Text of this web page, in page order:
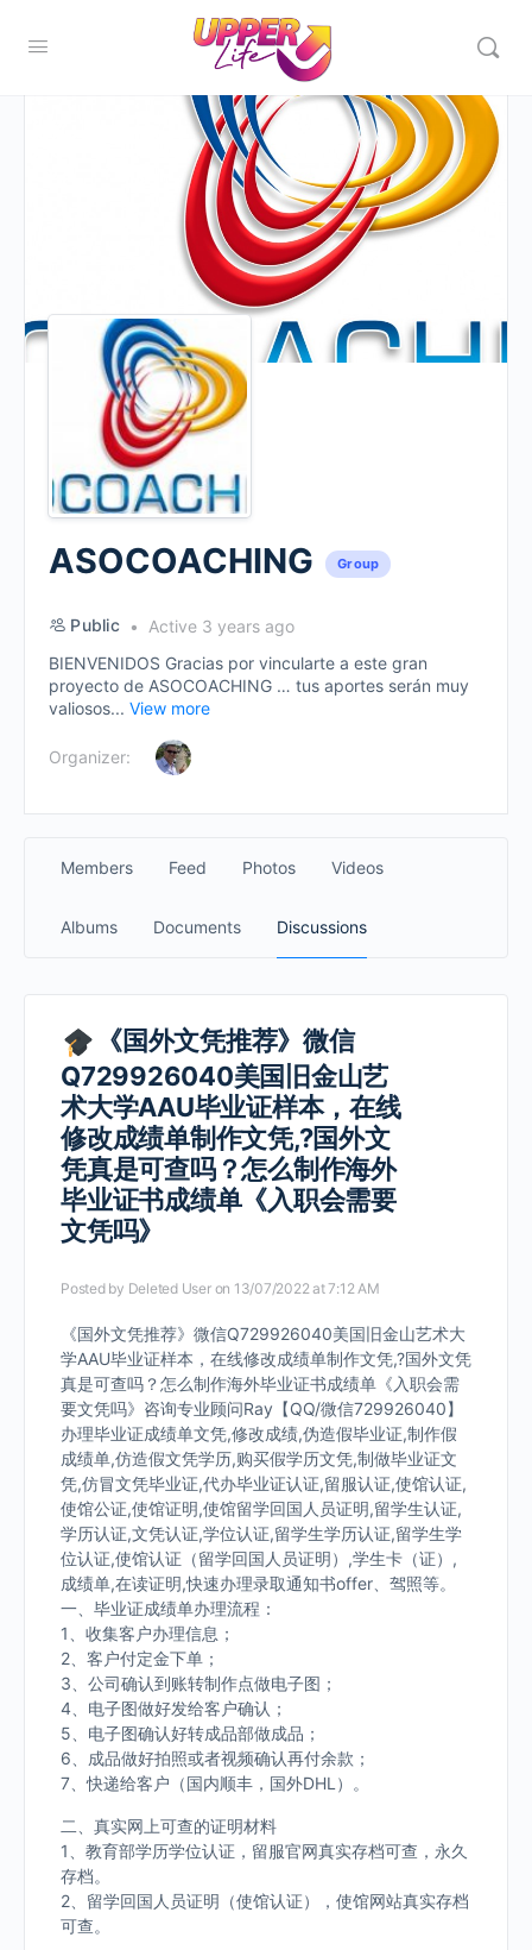
ASOCOACHING Group
Public
Active 3 years ago
BIENVENIDOS Gracias por vincularte a este gran
proyecto de ASOCOACHING … tus aportes serán muy
valiosos... View more
Organizer:
Members Feed Photos Videos
Albums Documents Discussions
《国外文凭推荐》微信
Q729926040美国旧金山艺
术大学AAU毕业证样本，在线
修改成绩单制作文凭,?国外文
凭真是可查吗？怎么制作海外
毕业证书成绩单《入职会需要
文凭吗》
Posted by Deleted User on 13/07/2022 at 7:12 AM
《国外文凭推荐》微信Q729926040美国旧金山艺术大
学AAU毕业证样本，在线修改成绩单制作文凭,?国外文凭
真是可查吗？怎么制作海外毕业证书成绩单《入职会需
要文凭吗》咨询专业顾问Ray【QQ/微信729926040】
办理毕业证成绩单文凭,修改成绩,伪造假毕业证,制作假
成绩单,仿造假文凭学历,购买假学历文凭,制做毕业证文
凭,仿冒文凭毕业证,代办毕业证认证,留服认证,使馆认证,
使馆公证,使馆证明,使馆留学回国人员证明,留学生认证,
学历认证,文凭认证,学位认证,留学生学历认证,留学生学
位认证,使馆认证（留学回国人员证明）,学生卡（证）,
成绩单,在读证明,快速办理录取通知书offer、驾照等。
一、毕业证成绩单办理流程：
1、收集客户办理信息；
2、客户付定金下单；
3、公司确认到账转制作点做电子图；
4、电子图做好发给客户确认；
5、电子图确认好转成品部做成品；
6、成品做好拍照或者视频确认再付余款；
7、快递给客户（国内顺丰，国外DHL）。
二、真实网上可查的证明材料
1、教育部学历学位认证，留服官网真实存档可查，永久
存档。
2、留学回国人员证明（使馆认证），使馆网站真实存档
可查。